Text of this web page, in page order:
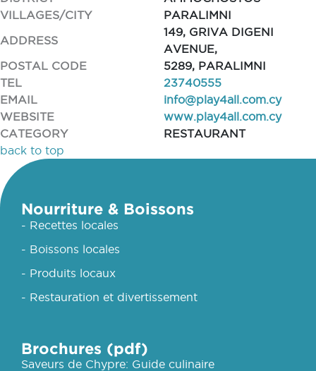
VILLAGES/CITY
PARALIMNI
ADDRESS
149, GRIVA DIGENI
AVENUE,
POSTAL CODE
5289, PARALIMNI
TEL
23740555
EMAIL
info@play4all.com.cy
WEBSITE
www.play4all.com.cy
CATEGORY
RESTAURANT
back to top
Nourriture & Boissons
- Recettes locales
- Boissons locales
- Produits locaux
- Restauration et divertissement
Brochures (pdf)
Saveurs de Chypre: Guide culinaire